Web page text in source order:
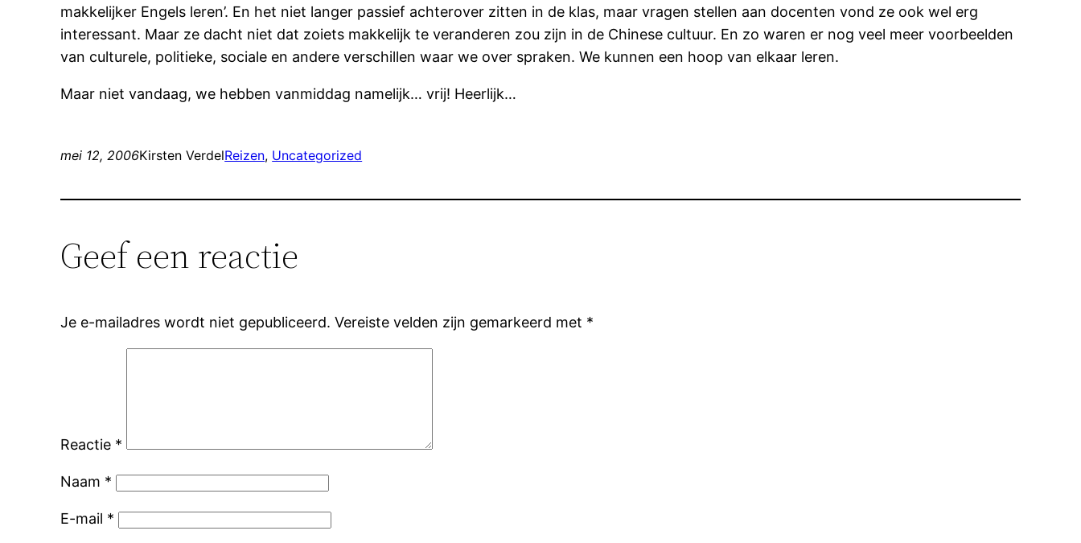
makkelijker Engels leren’. En het niet langer passief achterover zitten in de klas, maar vragen stellen aan docenten vond ze ook wel erg
interessant. Maar ze dacht niet dat zoiets makkelijk te veranderen zou zijn in de Chinese cultuur. En zo waren er nog veel meer voorbeelden
van culturele, politieke, sociale en andere verschillen waar we over spraken. We kunnen een hoop van elkaar leren.
Maar niet vandaag, we hebben vanmiddag namelijk… vrij! Heerlijk…
mei 12, 2006Kirsten VerdelReizen, Uncategorized
Geef een reactie
Je e-mailadres wordt niet gepubliceerd. Vereiste velden zijn gemarkeerd met *
Reactie *
Naam *
E-mail *